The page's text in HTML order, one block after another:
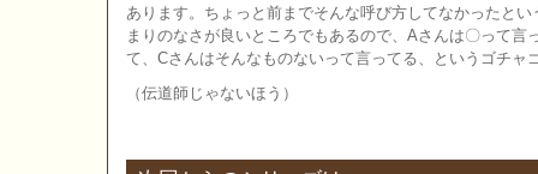
あります。ちょっと前までそんな呼び方してなかったと
まりのなさが良いところでもあるので、Aさんは〇って
て、Cさんはそんなものないって言ってる、というゴチャ
（伝道師じゃないほう）